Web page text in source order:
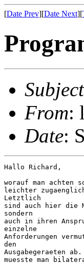
[Date Prev][Date Next][
Subject
From:
Date:
Hallo Richard,
worauf man achten
leichter
Letztlich
sind auch hier die
sondern
auch in ihren
einzelne
Anforderungen
den
Ausgabegeraeten
muesste man